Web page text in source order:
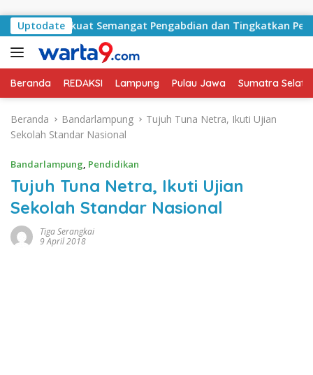
Uptodate
Perkuat Semangat Pengabdian dan Tingkatkan
Beranda REDAKSI Lampung Pulau Jawa Sumatra
Beranda Bandarlampung
Tujuh Tuna Netra, Ikuti Ujian
Sekolah Standar Nasional
Bandarlampung, Pendidikan
Tujuh Tuna Netra, Ikuti Ujian
Sekolah Standar Nasional
Tiga Serangkai
9 April 2018